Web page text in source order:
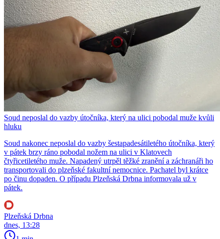
Soud neposlal do vazby útočníka, který na ulici pobodal muže kvůli
hluku
Soud nakonec neposlal do vazby šestapadesátiletého útočníka, který
v pátek brzy ráno pobodal nožem na ulici v Klatovech
čtyřicetiletého muže. Napadený utrpěl těžké zranění a záchranáři ho
transportovali do plzeňské fakultní nemocnice. Pachatel byl krátce
po činu dopaden. O případu Plzeňská Drbna informovala už v
pátek.
Plzeňská Drbna
dnes, 13:28